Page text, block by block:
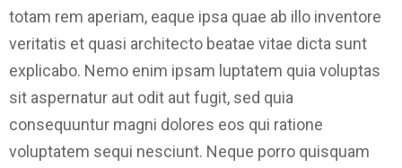
totam rem aperiam, eaque ipsa quae ab illo inventore
veritatis et quasi architecto beatae vitae dicta sunt
explicabo. Nemo enim ipsam luptatem quia voluptas
sit aspernatur aut odit aut fugit, sed quia
consequuntur magni dolores eos qui ratione
voluptatem sequi nesciunt. Neque porro quisquam